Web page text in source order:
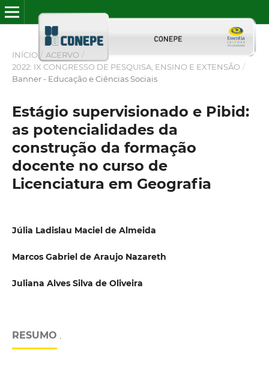
INÍCIO / ACERVO /
2022: IX CONGRESSO DE PESQUISA, ENSINO E EXTENSÃO /
Banner - Educação e Ciências Sociais
Estágio supervisionado e Pibid:
as potencialidades da
construção da formação
docente no curso de
Licenciatura em Geografia
Júlia Ladislau Maciel de Almeida
Marcos Gabriel de Araujo Nazareth
Juliana Alves Silva de Oliveira
RESUMO .